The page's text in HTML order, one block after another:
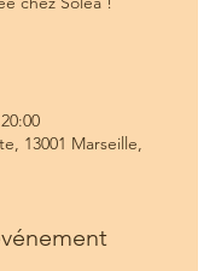
13001 Marseille,